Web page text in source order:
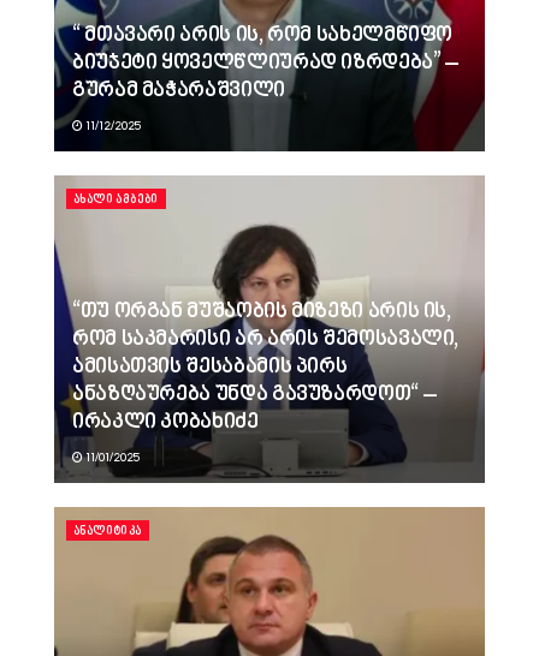
“ მთავარი არის ის, რომ სახელმწიფო
ბიუჯეტი ყოველწლიურად იზრდება” –
გურამ მაჭარაშვილი
11/12/2025
ᲐᲮᲐᲚᲘ ᲐᲛᲑᲔᲑᲘ
“თუ ორგან მუშაობის მიზეზი არის ის,
რომ საკმარისი არ არის შემოსავალი,
ამისათვის შესაბამის პირს
ანაზღაურება უნდა გავუზარდოთ“ –
ირაკლი კობახიძე
11/01/2025
ᲐᲜᲐᲚᲘᲢᲘᲙᲐ